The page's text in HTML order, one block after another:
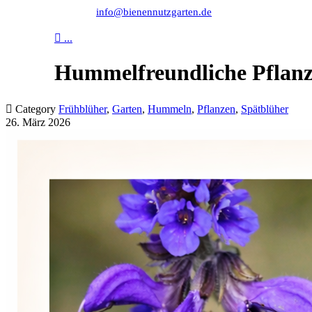
info@bienennutzgarten.de
 ...
Hummelfreundliche
 Category Frühblüher, Garten, Hummeln, Pflanzen, Spätblüher
26. März 2026